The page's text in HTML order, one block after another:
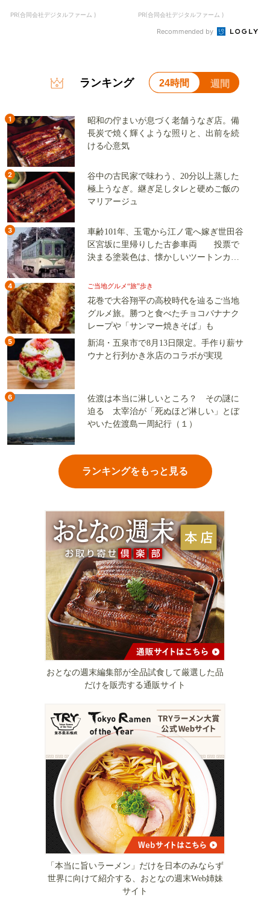
PR(合同会社デジタルファーム ) PR(合同会社デジタルファーム )
Recommended by
ランキング 24時間 週間
1
昭和の佇まいが息づく老舗うなぎ店。備
長炭で焼く輝くような照りと、出前を続
ける心意気
2
谷中の古民家で味わう、20分以上蒸した
極上うなぎ。継ぎ足しタレと硬めご飯の
マリアージュ
3
車齢101年、玉電から江ノ電へ嫁ぎ世田谷
区宮坂に里帰りした古参車両 投票で
決まる塗装色は、懐かしいツートンカラ
4 ご当地グルメ“旅”歩き
花巻で大谷翔平の高校時代を辿るご当地
グルメ旅。勝つと食べたチョコバナナク
レープや「サンマー焼きそば」も
5
新潟・五泉市で8月13日限定。手作り薪サ
ウナと行列かき氷店のコラボが実現
6
佐渡は本当に淋しいところ？ その謎に
迫る 太宰治が「死ぬほど淋しい」とぼ
やいた佐渡島一周紀行（１）
ランキングをもっと見る
おとなの週末編集部が全品試食して厳選した品
だけを販売する通販サイト
「本当に旨いラーメン」だけを日本のみならず
世界に向けて紹介する、おとなの週末Web姉妹
サイト